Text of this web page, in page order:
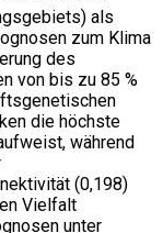
als
zum Klima
des
von bis zu 85 %
die höchste
während
(0,198)
Vielfalt
unter